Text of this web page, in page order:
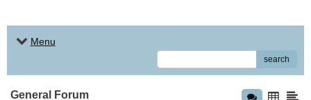
Menu
search
General Forum